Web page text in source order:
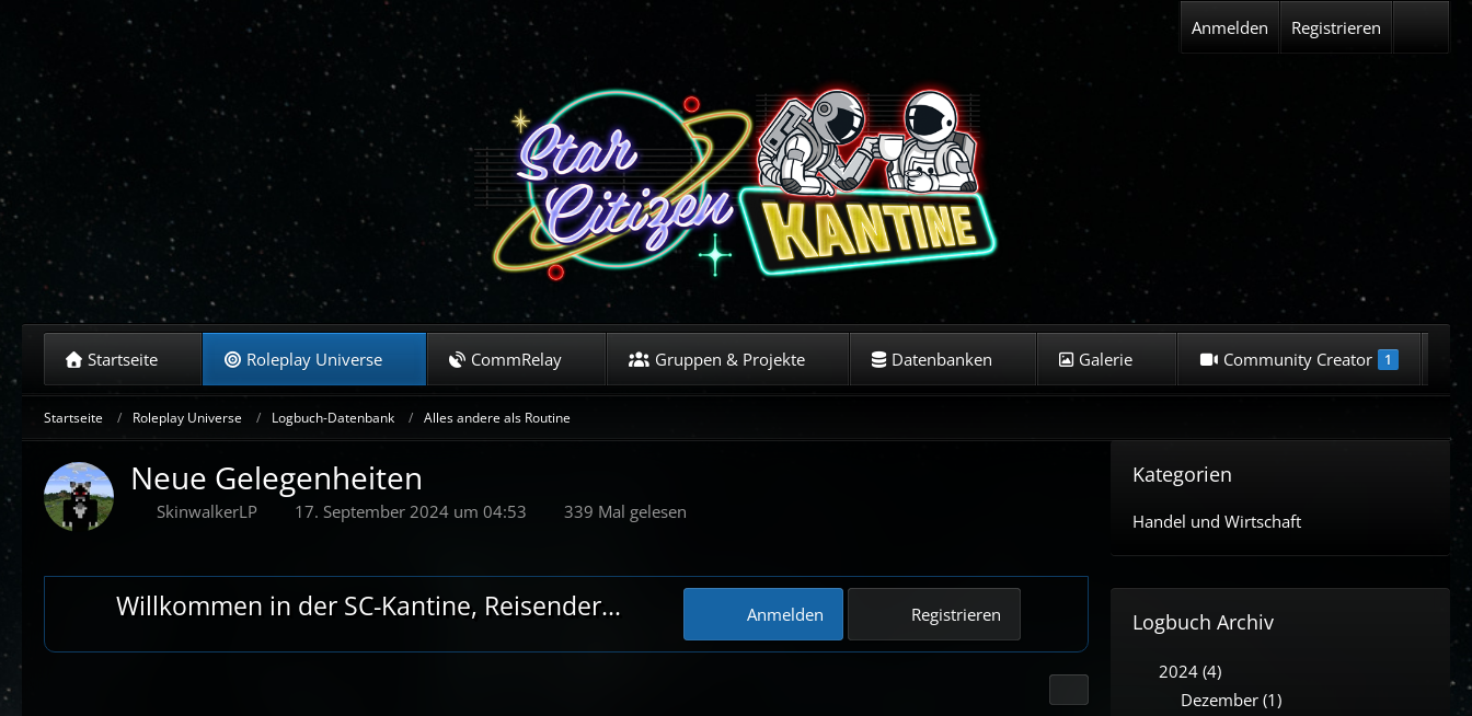
Startseite Roleplay Universe CommRelay Gruppen & Projekte Datenbanken Galerie Community Creator 1
Anmelden Registrieren
Startseite Roleplay Universe Logbuch-Datenbank Alles andere als Routine
Neue Gelegenheiten
SkinwalkerLP 17. September 2024 um 04:53 339 Mal gelesen
Willkommen in der SC-Kantine, Reisender... Anmelden Registrieren
Kategorien
Handel und Wirtschaft
Logbuch Archiv
2024 (4)
Dezember (1)